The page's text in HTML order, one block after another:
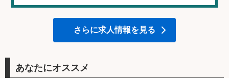
さらに求人情報を見る
あなたにオススメ